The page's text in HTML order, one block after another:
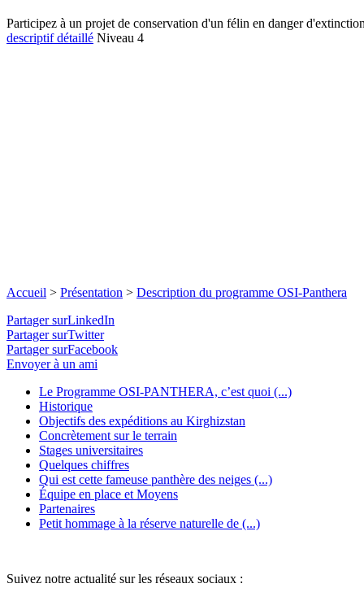
Participez à un projet de conservation d'un félin en danger
descriptif détaillé Niveau 4
Accueil > Présentation > Description du programme OSI-Panthera
Partager surLinkedIn
Partager surTwitter
Partager surFacebook
Envoyer à un ami
Le Programme OSI-PANTHERA, c’est quoi (...)
Historique
Objectifs des expéditions au Kirghizstan
Concrètement sur le terrain
Stages universitaires
Quelques chiffres
Qui est cette fameuse panthère des neiges (...)
Équipe en place et Moyens
Partenaires
Petit hommage à la réserve naturelle de (...)
Suivez notre actualité sur les réseaux sociaux :